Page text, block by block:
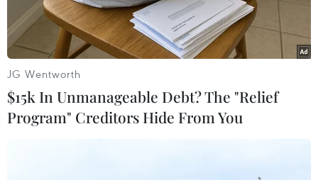
JG Wentworth
$15k In Unmanageable Debt? The "Relief
Program" Creditors Hide From You